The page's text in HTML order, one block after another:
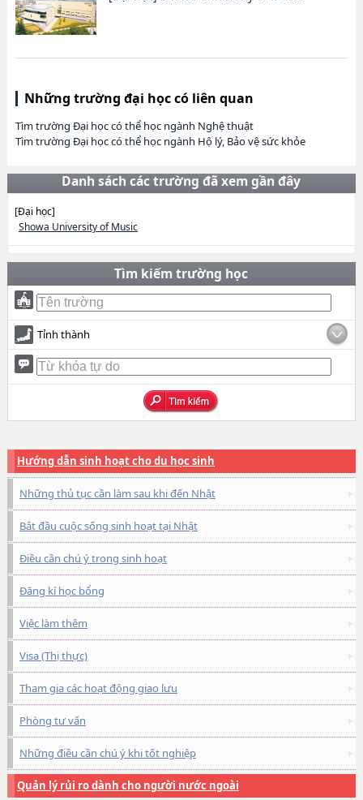
Những trường đại học có liên quan
Tìm trường Đại học có thể học ngành Nghệ thuật
Tìm trường Đại học có thể học ngành Hộ lý, Bảo vệ sức khỏe
Danh sách các trường đã xem gần đây
[Đại học]
Showa University of Music
Tìm kiếm trường học
Tỉnh thành
Hướng dẫn sinh hoạt cho du học sinh
Những thủ tục cần làm sau khi đến Nhật
Bắt đầu cuộc sống sinh hoạt tại Nhật
Điều cần chú ý trong sinh hoạt
Đăng kí học bổng
Việc làm thêm
Visa (Thị thực)
Tham gia các hoạt động giao lưu
Phòng tư vấn
Những điều cần chú ý khi tốt nghiệp
Quản lý rủi ro dành cho người nước ngoài